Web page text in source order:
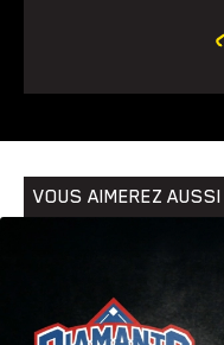
VOUS AIMEREZ AUSSI